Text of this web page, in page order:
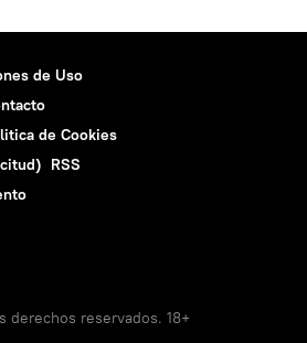
de Uso
de Cookies
RSS
reservados. 18+